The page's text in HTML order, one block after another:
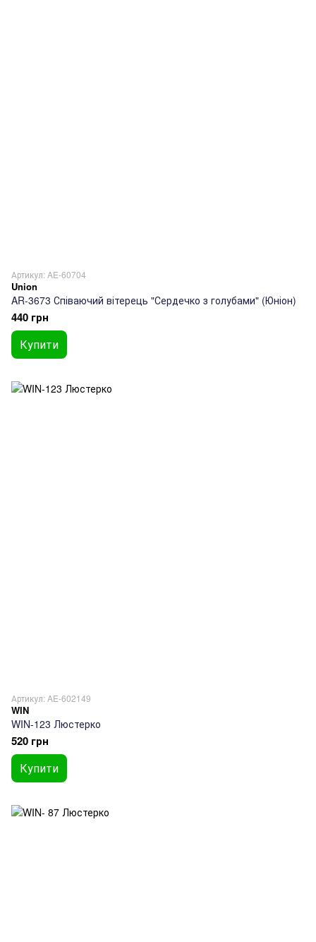
Артикул: AE-60704
Union
AR-3673 Співаючий вітерець "Сердечко з голубами" (Юніон)
440 грн
Купити
Артикул: AE-602149
WIN
WIN-123 Люстерко
520 грн
Купити